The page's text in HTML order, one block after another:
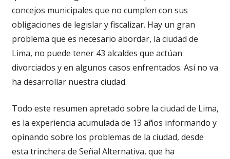
concejos municipales que no cumplen con sus
obligaciones de legislar y fiscalizar. Hay un gran
problema que es necesario abordar, la ciudad de
Lima, no puede tener 43 alcaldes que actúan
divorciados y en algunos casos enfrentados. Así no va
ha desarrollar nuestra ciudad.
Todo este resumen apretado sobre la ciudad de Lima,
es la experiencia acumulada de 13 años informando y
opinando sobre los problemas de la ciudad, desde
esta trinchera de Señal Alternativa, que ha